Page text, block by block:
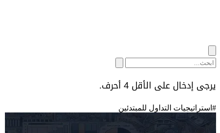
يرجى إدخال على الأقل 4 أحرف.
# استراتيجيات التداول للمبتدئين